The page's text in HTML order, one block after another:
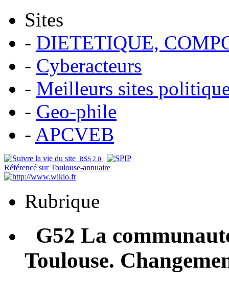
Sites
- DIETETIQUE,
- Cyberacteurs
- Meilleurs sites
- Geo-phile
- APCVEB
RSS 2.0 |
Référencé sur Toulouse-annuaire
Rubrique
G52 La
Toulouse.